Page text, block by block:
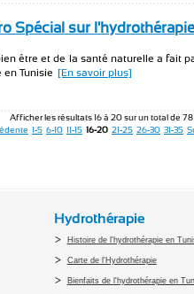
Spécial sur
être et de la santé naturelle a fait
Tunisie [En savoir plus]
Afficher les résultats 16 à 20 sur un total de 78
1-5 6-10 11-15 16-20 21-25 26-30 31-35
Hydrothérapie
Histoire de l'hydrothérapie en
Carte de l'Hydrothérapie
Bienfaits de l'hydrothérapie en